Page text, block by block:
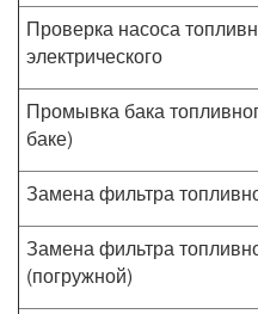
Проверка насоса
электрического
Промывка бака
баке)
Замена фильтра
Замена фильтра
(погружной)